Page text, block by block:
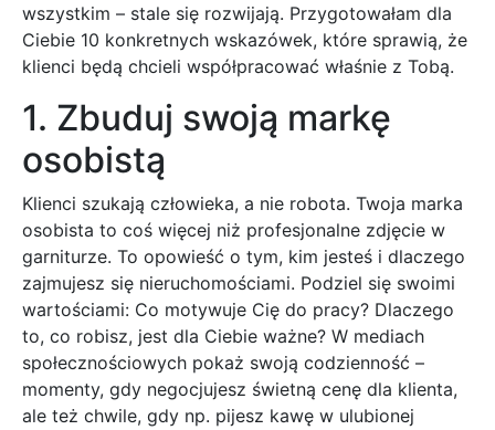
wszystkim – stale się rozwijają. Przygotowałam dla
Ciebie 10 konkretnych wskazówek, które sprawią, że
klienci będą chcieli współpracować właśnie z Tobą.
1. Zbuduj swoją markę
osobistą
Klienci szukają człowieka, a nie robota. Twoja marka
osobista to coś więcej niż profesjonalne zdjęcie w
garniturze. To opowieść o tym, kim jesteś i dlaczego
zajmujesz się nieruchomościami. Podziel się swoimi
wartościami: Co motywuje Cię do pracy? Dlaczego
to, co robisz, jest dla Ciebie ważne? W mediach
społecznościowych pokaż swoją codzienność –
momenty, gdy negocjujesz świetną cenę dla klienta,
ale też chwile, gdy np. pijesz kawę w ulubionej